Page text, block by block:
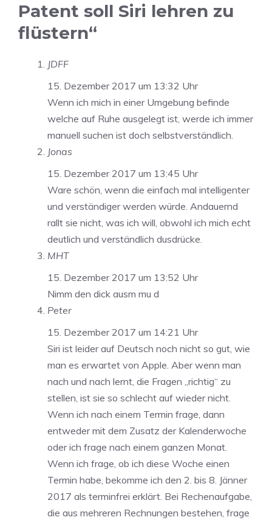
Patent soll Siri lehren zu
flüstern“
JDFF
15. Dezember 2017 um 13:32 Uhr
Wenn ich mich in einer Umgebung befinde
welche auf Ruhe ausgelegt ist, werde ich immer
manuell suchen ist doch selbstverständlich.
Jonas
15. Dezember 2017 um 13:45 Uhr
Ware schön, wenn die einfach mal intelligenter
und verständiger werden würde. Andauernd
rallt sie nicht, was ich will, obwohl ich mich echt
deutlich und verständlich dusdrücke.
MHT
15. Dezember 2017 um 13:52 Uhr
Nimm den dick ausm mu d
Peter
15. Dezember 2017 um 14:21 Uhr
Siri ist leider auf Deutsch noch nicht so gut, wie
man es erwartet von Apple. Aber wenn man
nach und nach lernt, die Fragen „richtig“ zu
stellen, ist sie so schlecht auf wieder nicht.
Wenn ich nach einem Termin frage, dann
entweder mit dem Zusatz der Kalenderwoche
oder ich frage nach einem ganzen Monat.
Wenn ich frage, ob ich diese Woche einen
Termin habe, bekomme ich den 2. bis 8. Jänner
2017 als terminfrei erklärt. Bei Rechenaufgabe,
die aus mehreren Rechnungen bestehen, frage